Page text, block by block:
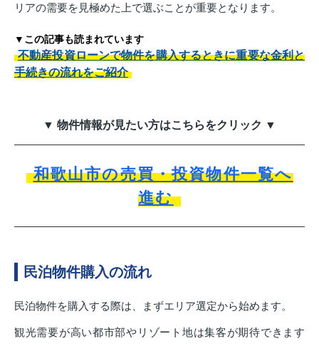
リアの需要を見極めた上で選ぶことが重要となります。
▼この記事も読まれています
不動産投資ローンで物件を購入するときに重要な金利と
手続きの流れをご紹介
▼ 物件情報が見たい方はこちらをクリック ▼
和歌山市の売買・投資物件一覧へ
進む
民泊物件購入の流れ
民泊物件を購入する際は、まずエリア選定から始めます。
観光需要が高い都市部やリゾート地は集客が期待できます